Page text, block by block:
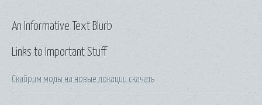
Links to Important Stuff
Скайрим моды на новые локации скачать
An Informative Text Blurb